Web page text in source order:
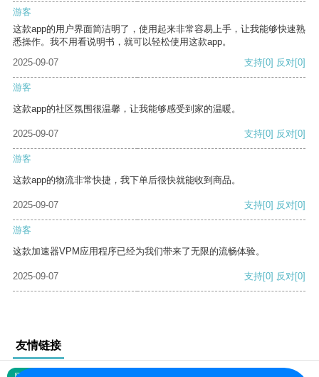
游客
这款app的用户界面简洁明了，使用起来非常容易上手，让我能够快速熟
悉操作。我不用看说明书，就可以轻松使用这款app。
2025-09-07
支持[0] 反对[0]
游客
这款app的社区氛围很温馨，让我能够感受到家的温暖。
2025-09-07 支持[0] 反对[0]
游客
这款app的物流非常快捷，我下单后很快就能收到商品。
2025-09-07 支持[0] 反对[0]
游客
这款加速器VPM应用程序已经为我们带来了无限的流畅体验。
2025-09-07 支持[0] 反对[0]
友情链接